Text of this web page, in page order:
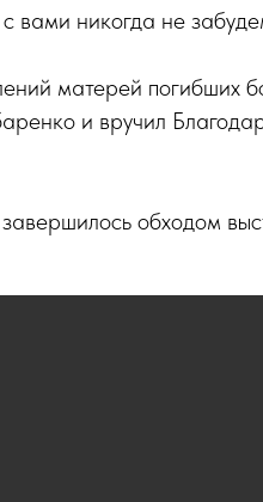
вами никогда не
матерей погибших
и вручил
обходом